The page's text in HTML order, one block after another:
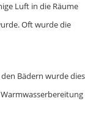
Luft in die Räume
Oft wurde die
Bädern wurde